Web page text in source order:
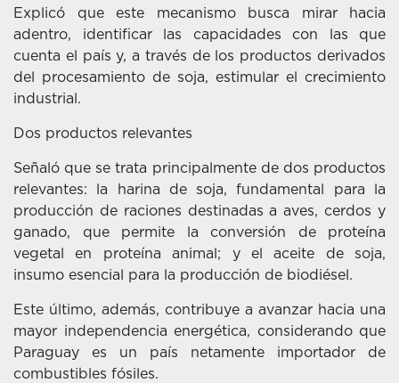
Explicó que este mecanismo busca mirar hacia
adentro, identificar las capacidades con las que
cuenta el país y, a través de los productos derivados
del procesamiento de soja, estimular el crecimiento
industrial.
Dos productos relevantes
Señaló que se trata principalmente de dos productos
relevantes: la harina de soja, fundamental para la
producción de raciones destinadas a aves, cerdos y
ganado, que permite la conversión de proteína
vegetal en proteína animal; y el aceite de soja,
insumo esencial para la producción de biodiésel.
Este último, además, contribuye a avanzar hacia una
mayor independencia energética, considerando que
Paraguay es un país netamente importador de
combustibles fósiles.